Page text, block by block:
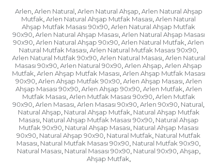
Arlen Arlen Natural Arlen Natural Ahşap Arlen Natural Ahşap
Mutfak Arlen Natural Ahşap Mutfak Masası Arlen Natural
Ahşap Mutfak Masası 90x90 Arlen Natural Ahşap Mutfak
90x90 Arlen Natural Ahşap Masası Arlen Natural Ahşap Masası
90x90 Arlen Natural Ahşap 90x90 Arlen Natural Mutfak Arlen
Natural Mutfak Masası Arlen Natural Mutfak Masası 90x90
Arlen Natural Mutfak 90x90 Arlen Natural Masası Arlen Natural
Masası 90x90 Arlen Natural 90x90 Arlen Ahşap Arlen Ahşap
Mutfak Arlen Ahşap Mutfak Masası Arlen Ahşap Mutfak Masası
90x90 Arlen Ahşap Mutfak 90x90 Arlen Ahşap Masası Arlen
Ahşap Masası 90x90 Arlen Ahşap 90x90 Arlen Mutfak Arlen
Mutfak Masası Arlen Mutfak Masası 90x90 Arlen Mutfak
90x90 Arlen Masası Arlen Masası 90x90 Arlen 90x90 Natural
Natural Ahşap Natural Ahşap Mutfak Natural Ahşap Mutfak
Masası Natural Ahşap Mutfak Masası 90x90 Natural Ahşap
Mutfak 90x90 Natural Ahşap Masası Natural Ahşap Masası
90x90 Natural Ahşap 90x90 Natural Mutfak Natural Mutfak
Masası Natural Mutfak Masası 90x90 Natural Mutfak 90x90
Natural Masası Natural Masası 90x90 Natural 90x90 Ahşap
Ahşap Mutfak